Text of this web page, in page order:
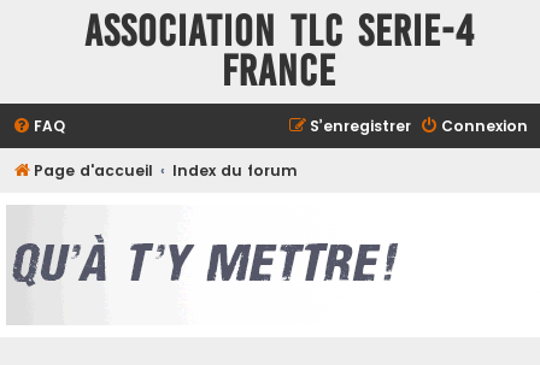
ASSOCIATION TLC SERIE-4
FRANCE
FAQ Connexion
S’enregistrer
Page d'accueil Index du forum